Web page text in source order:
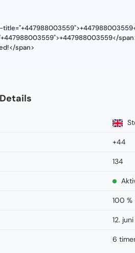
span>
+44
134
100 %
12.
6